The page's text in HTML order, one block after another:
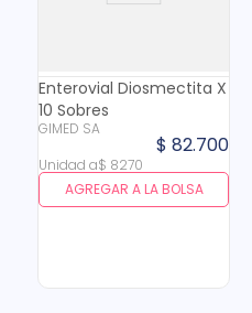
Enterovial Diosmectita X
10 Sobres
GIMED SA
$ 82.700
Unidad a$ 8270
AGREGAR A LA BOLSA